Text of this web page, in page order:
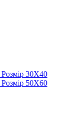
Розмір 30Х40
Розмір 50Х60